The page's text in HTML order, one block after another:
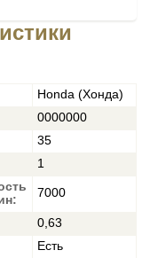
Honda (Хонда)
0000000
35
1
7000
0,63
Есть